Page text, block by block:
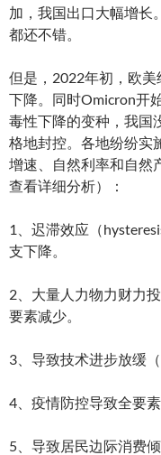
加，我国出口大幅增长
都还不错。
但是，2022年初，欧
下降。同时Omicron开
毒性下降的变种，我国
格地封控。各地纷纷实
增速、自然利率和自然
查看详细分析）：
1、迟滞效应（
支下降。
2、大量人力物力财力
要素减少。
3、导致技术进步放缓
4、疫情防控导致全要素
5、导致居民边际消费倾